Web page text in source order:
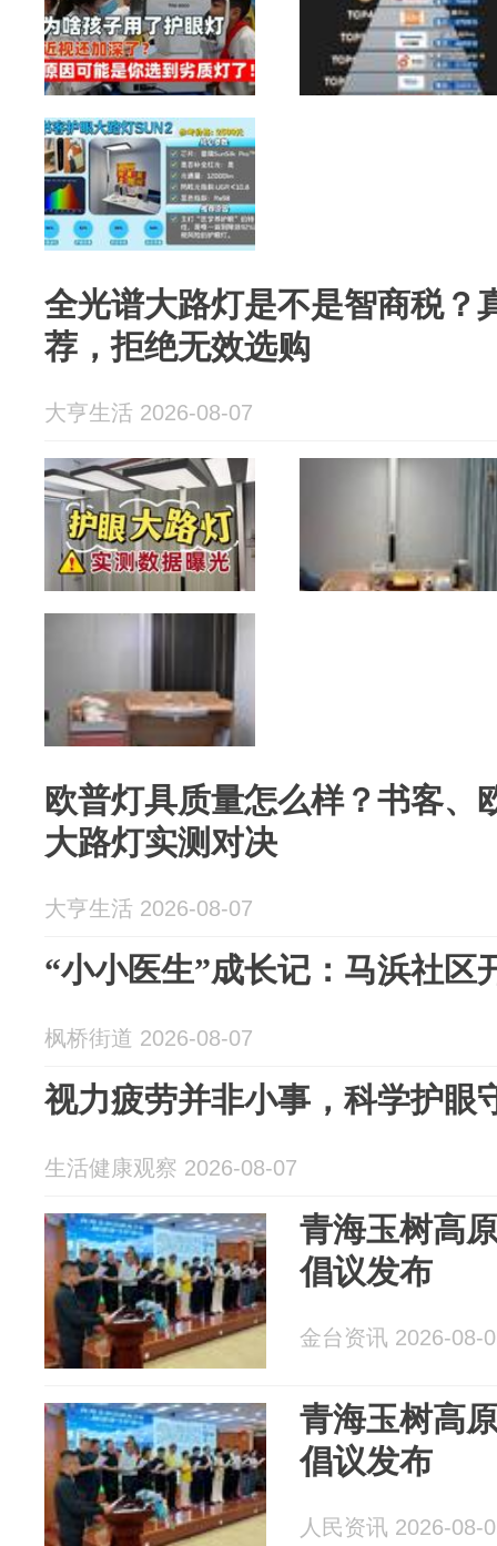
全光谱大路灯是不是智商税？
荐，拒绝无效选购
大亨生活 2026-08-07
欧普灯具质量怎么样？书客、
大路灯实测对决
大亨生活 2026-08-07
“小小医生”成长记：马浜社区
枫桥街道 2026-08-07
视力疲劳并非小事，科学护眼
生活健康观察 2026-08-07
青海玉树高
倡议发布
金台资讯 2026-08-
青海玉树高
倡议发布
人民资讯 2026-08-